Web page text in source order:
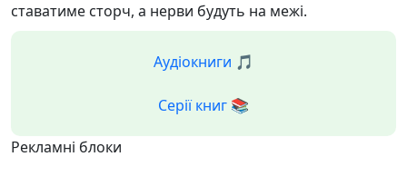
ставатиме сторч, а нерви будуть на межі.
Аудіокниги 🎵
Серії книг 📚
Рекламні блоки